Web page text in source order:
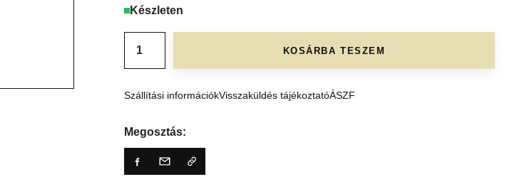
Készleten
KOSÁRBA TESZEM
Szállítási információkVisszaküldés tájékoztatóÁSZF
Megosztás: